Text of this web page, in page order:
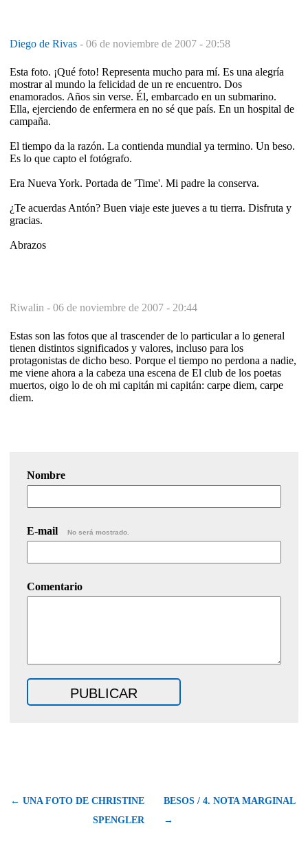
Diego de Rivas - 06 de noviembre de 2007 - 20:58
Esta foto. ¡Qué foto! Representa mucho para mí. Es una alegría
mostrar al mundo la felicidad de un re encuentro. Dos
enamorados. Años sin verse. Él, embarcado en un submarino.
Ella, ejerciendo de enfermera en no sé que país. En un hospital de
campaña.
El tiempo da la razón. La contienda mundial ya termino. Un beso.
Es lo que capto el fotógrafo.
Era Nueva York. Portada de 'Time'. Mi padre la conserva.
¿Te acuerdas Antón? Buen viaje este jueves a tu tierra. Disfruta y
gracias.
Abrazos
Riwalin - 06 de noviembre de 2007 - 20:44
Estas son las fotos que al trascender de lo particular a lo general
tienen distintos significados y valores, incluso para los
protagonistas de dicho beso. Porque el tiempo no perdona a nadie,
me viene ahora a la cabeza una escena de El club de los poetas
muertos, oigo lo de oh mi capitán mi capitán: carpe diem, carpe
diem.
Nombre
E-mail No será mostrado.
Comentario
← UNA FOTO DE CHRISTINE
SPENGLER
BESOS / 4. NOTA MARGINAL
→